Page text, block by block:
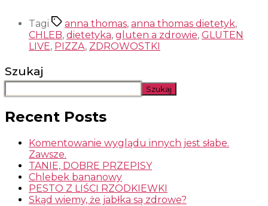
Tagi anna thomas, anna thomas dietetyk,
CHLEB, dietetyka, gluten a zdrowie, GLUTEN
LIVE, PIZZA, ZDROWOSTKI
Szukaj
Szukaj
Recent Posts
Komentowanie wyglądu innych jest słabe.
Zawsze.
TANIE, DOBRE PRZEPISY
Chlebek bananowy
PESTO Z LIŚCI RZODKIEWKI
Skąd wiemy, że jabłka są zdrowe?